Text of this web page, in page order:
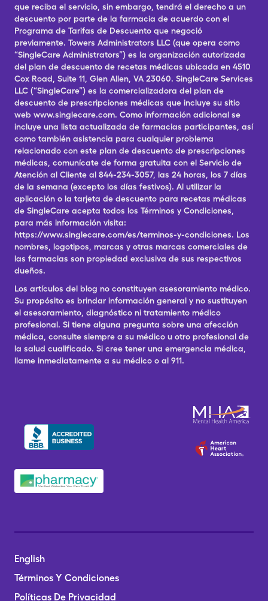
que reciba el servicio, sin embargo, tendrá el derecho a un
descuento por parte de la farmacia de acuerdo con el
Programa de Tarifas de Descuento que negoció
previamente. Towers Administrators LLC (que opera como
“SingleCare Administrators”) es la organización autorizada
del plan de descuento de recetas médicas ubicada en 4510
Cox Road, Suite 11, Glen Allen, VA 23060. SingleCare Services
LLC (“SingleCare”) es la comercializadora del plan de
descuento de prescripciones médicas que incluye su sitio
web www.singlecare.com. Como información adicional se
incluye una lista actualizada de farmacias participantes, así
como también asistencia para cualquier problema
relacionado con este plan de descuento de prescripciones
médicas, comunícate de forma gratuita con el Servicio de
Atención al Cliente al 844-234-3057, las 24 horas, los 7 días
de la semana (excepto los días festivos). Al utilizar la
aplicación o la tarjeta de descuento para recetas médicas
de SingleCare acepta todos los Términos y Condiciones,
para más información visita:
https://www.singlecare.com/es/terminos-y-condiciones. Los
nombres, logotipos, marcas y otras marcas comerciales de
las farmacias son propiedad exclusiva de sus respectivos
dueños.
Los artículos del blog no constituyen asesoramiento médico.
Su propósito es brindar información general y no sustituyen
el asesoramiento, diagnóstico ni tratamiento médico
profesional. Si tiene alguna pregunta sobre una afección
médica, consulte siempre a su médico u otro profesional de
la salud cualificado. Si cree tener una emergencia médica,
llame inmediatamente a su médico o al 911.
English
Términos Y Condiciones
Políticas De Privacidad